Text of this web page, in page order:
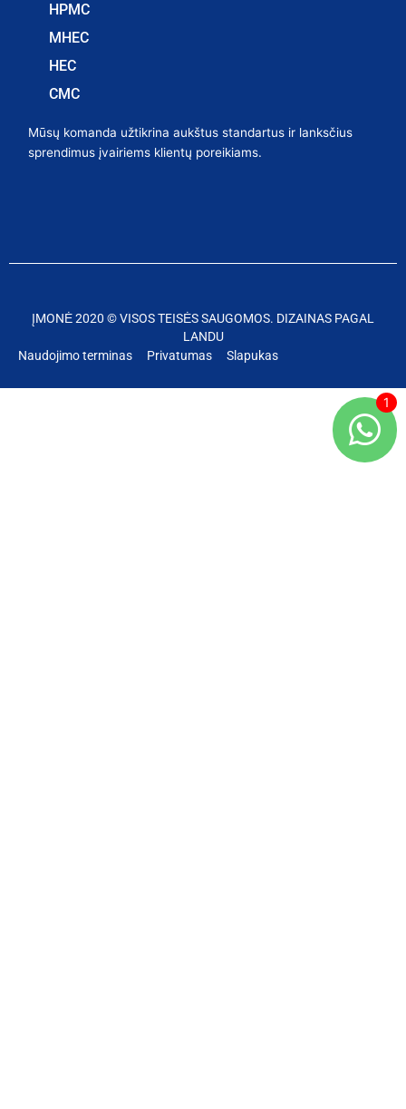
HPMC
MHEC
HEC
CMC
Mūsų komanda užtikrina aukštus standartus ir lanksčius
sprendimus įvairiems klientų poreikiams.
ĮMONĖ 2020 © VISOS TEISĖS SAUGOMOS. DIZAINAS PAGAL
LANDU
Naudojimo terminas
Privatumas Slapukas